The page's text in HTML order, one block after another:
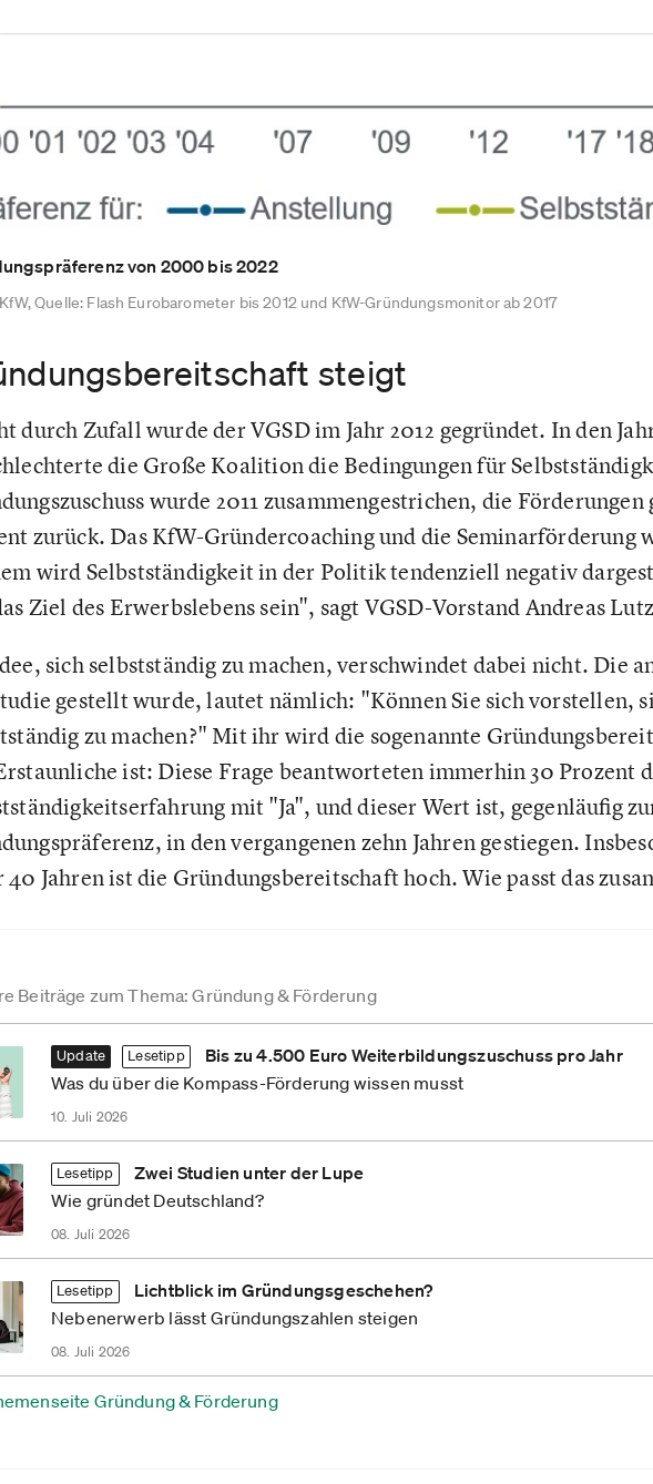
von 2000 bis 2022
Quelle: Flash Eurobarometer bis 2012 und KfW-Gründungsmonitor ab 2017
steigt
durch Zufall wurde der VGSD im Jahr 2012 gegründet. In den
die Große Koalition die Bedingungen für
wurde 2011 zusammengestrichen, die Förderungen
zurück. Das KfW-Gründercoaching und die Seminarförderung
wird Selbstständigkeit in der Politik tendenziell negativ
Ziel des Erwerbslebens sein", sagt VGSD-Vorstand Andreas
sich selbstständig zu machen, verschwindet dabei nicht. Die
gestellt wurde, lautet nämlich: "Können Sie sich vorstellen,
zu machen?" Mit ihr wird die sogenannte
ist: Diese Frage beantworteten immerhin 30 Prozent
mit "Ja", und dieser Wert ist, gegenläufig
in den vergangenen zehn Jahren gestiegen.
40 Jahren ist die Gründungsbereitschaft hoch. Wie passt das
Beiträge zum Thema: Gründung & Förderung
Update Lesetipp
Bis zu 4.500 Euro Weiterbildungszuschuss pro Jahr
Was du über die Kompass-Förderung wissen musst
10. Juli 2026
Lesetipp
Zwei Studien unter der Lupe
Wie gründet Deutschland?
08. Juli 2026
Lesetipp
Lichtblick im Gründungsgeschehen?
Nebenerwerb lässt Gründungszahlen steigen
08. Juli 2026
Gründung & Förderung